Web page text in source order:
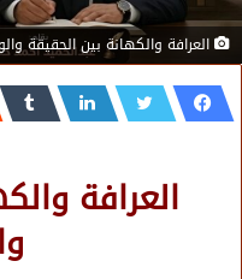
العرافة والكهانة بين الحقيقة
العرافة